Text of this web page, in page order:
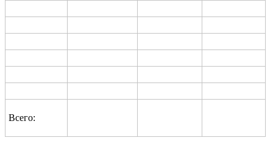
Всего: